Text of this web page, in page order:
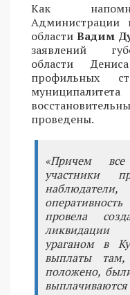
Как
Администрации
областиВадим
заявлений
области
профильных
проведены.
«Причем
участники
провела
ликвидации
ураганом в
выплаты
положено,